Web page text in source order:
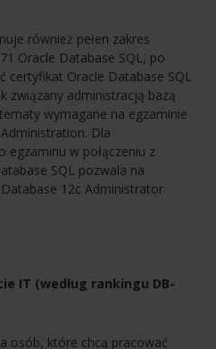
również pełen zakres
Oracle Database SQL, po
certyfikat Oracle Database SQL
związany administracją bazą
wymagane na egzaminie
Dla
egzaminu w połączeniu z
SQL pozwala na
12c Administrator
IT (według rankingu DB-
osób, które chcą pracować